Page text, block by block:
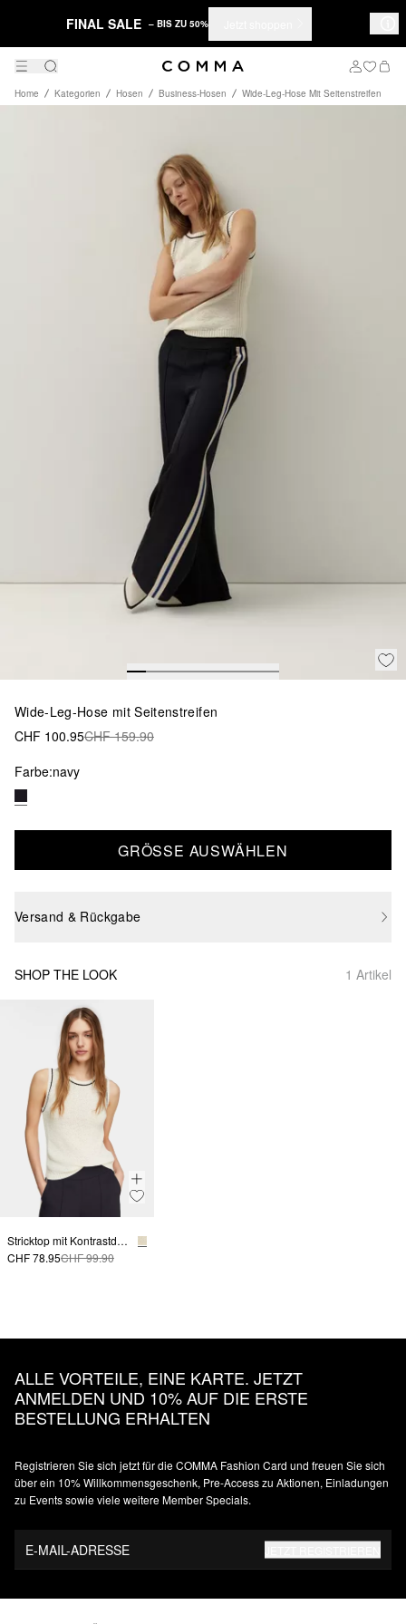
FINAL SALE – BIS ZU 50%
Home Kategorien Hosen Business-Hosen Wide-Leg-Hose Mit Seitenstreifen
Wide-Leg-Hose mit Seitenstreifen
CHF 100.95CHF 159.90
Farbe:navy
GRÖSSE AUSWÄHLEN
Versand & Rückgabe
SHOP THE LOOK 1 Artikel
Stricktop mit Kontrastdetails
CHF 78.95CHF 99.90
ALLE VORTEILE, EINE KARTE. JETZT
ANMELDEN UND 10% AUF DIE ERSTE
BESTELLUNG ERHALTEN
Registrieren Sie sich jetzt für die COMMA Fashion Card und freuen Sie sich
über ein 10% Willkommensgeschenk, Pre-Access zu Aktionen, Einladungen
zu Events sowie viele weitere Member Specials.
E-MAIL-ADRESSE